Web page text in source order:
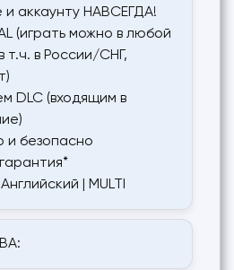
и аккаунту НАВСЕГДА!
(играть можно в любой
т.ч. в России/СНГ,
DLC (входящим в
и безопасно
| MULTI